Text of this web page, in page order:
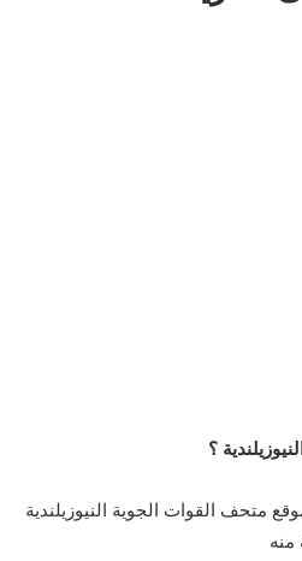
؟
متحف القوات الجوية النيوزيلندية
منه